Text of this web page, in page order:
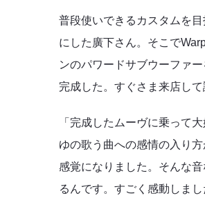
普段使いできるカスタムを
にした廣下さん。そこで
ンのパワードサブウーファ
完成した。すぐさま来店して
「完成したムーヴに乗って
ゆの歌う曲への感情の入り
感覚になりました。そんな
るんです。すごく感動しまし